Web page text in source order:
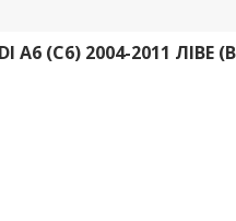
(C6) 2004-2011 ЛІВЕ